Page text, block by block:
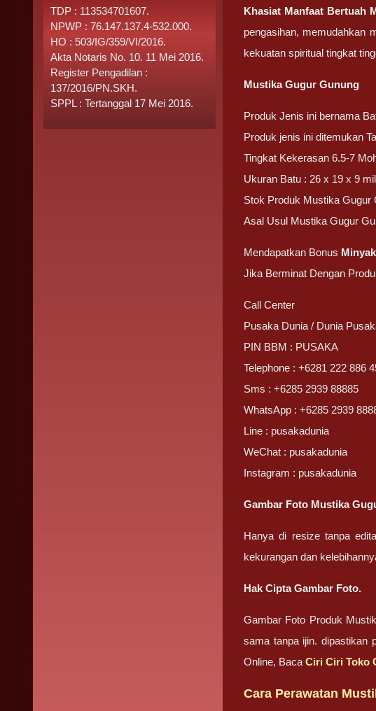
Khasiat Manfaat Bertuah
pengasihan, memudahkan
kekuatan spiritual tingkat
Mustika Gugur Gunung
Produk Jenis ini bernama
Produk jenis ini ditemukan
Tingkat Kekerasan 6.5-7
Ukuran Batu : 26 x 19 x 9
Stok Produk Mustika Gugur
Asal Usul Mustika Gugur
Mendapatkan Bonus
Jika Berminat Dengan
Call Center
Pusaka Dunia / Dunia
PIN BBM : PUSAKA
Telephone : +6281 222 886
Sms : +6285 2939 88885
WhatsApp : +6285 2939
Line : pusakadunia
WeChat : pusakadunia
Instagram : pusakadunia
Gambar Foto Mustika
Hanya di resize tanpa
kekurangan dan
Hak Cipta Gambar Foto.
Gambar Foto Produk
sama tanpa ijin. dipastikan
Online, BacaCiri Ciri Toko
Cara Perawatan
TDP : 113534701607.
NPWP : 76.147.137.4-532.000.
HO : 503/IG/359/VI/2016.
Akta Notaris No. 10. 11 Mei 2016.
Register Pengadilan :
137/2016/PN.SKH.
SPPL : Tertanggal 17 Mei 2016.